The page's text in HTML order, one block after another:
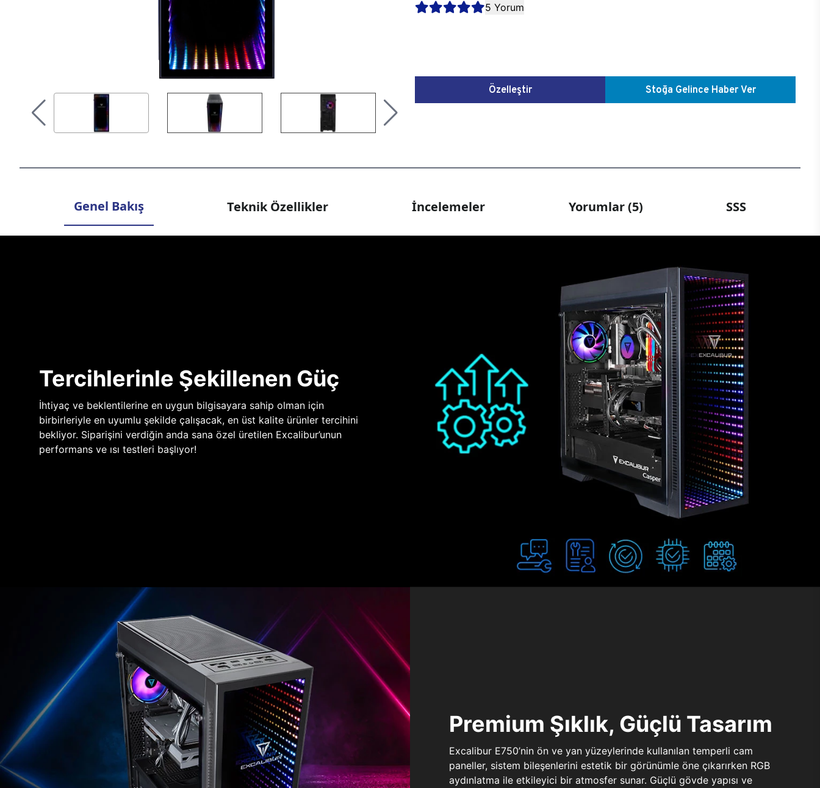
5 Yorum
Özelleştir Stoğa Gelince Haber Ver
Genel Bakış Teknik Özellikler İncelemeler Yorumlar (5) SSS
Tercihlerinle Şekillenen Güç
İhtiyaç ve beklentilerine en uygun bilgisayara sahip olman için
birbirleriyle en uyumlu şekilde çalışacak, en üst kalite ürünler tercihini
bekliyor. Siparişini verdiğin anda sana özel üretilen Excalibur’unun
performans ve ısı testleri başlıyor!
Premium Şıklık, Güçlü Tasarım
Excalibur E750’nin ön ve yan yüzeylerinde kullanılan temperli cam
paneller, sistem bileşenlerini estetik bir görünümle öne çıkarırken RGB
aydınlatma ile etkileyici bir atmosfer sunar. Güçlü gövde yapısı ve